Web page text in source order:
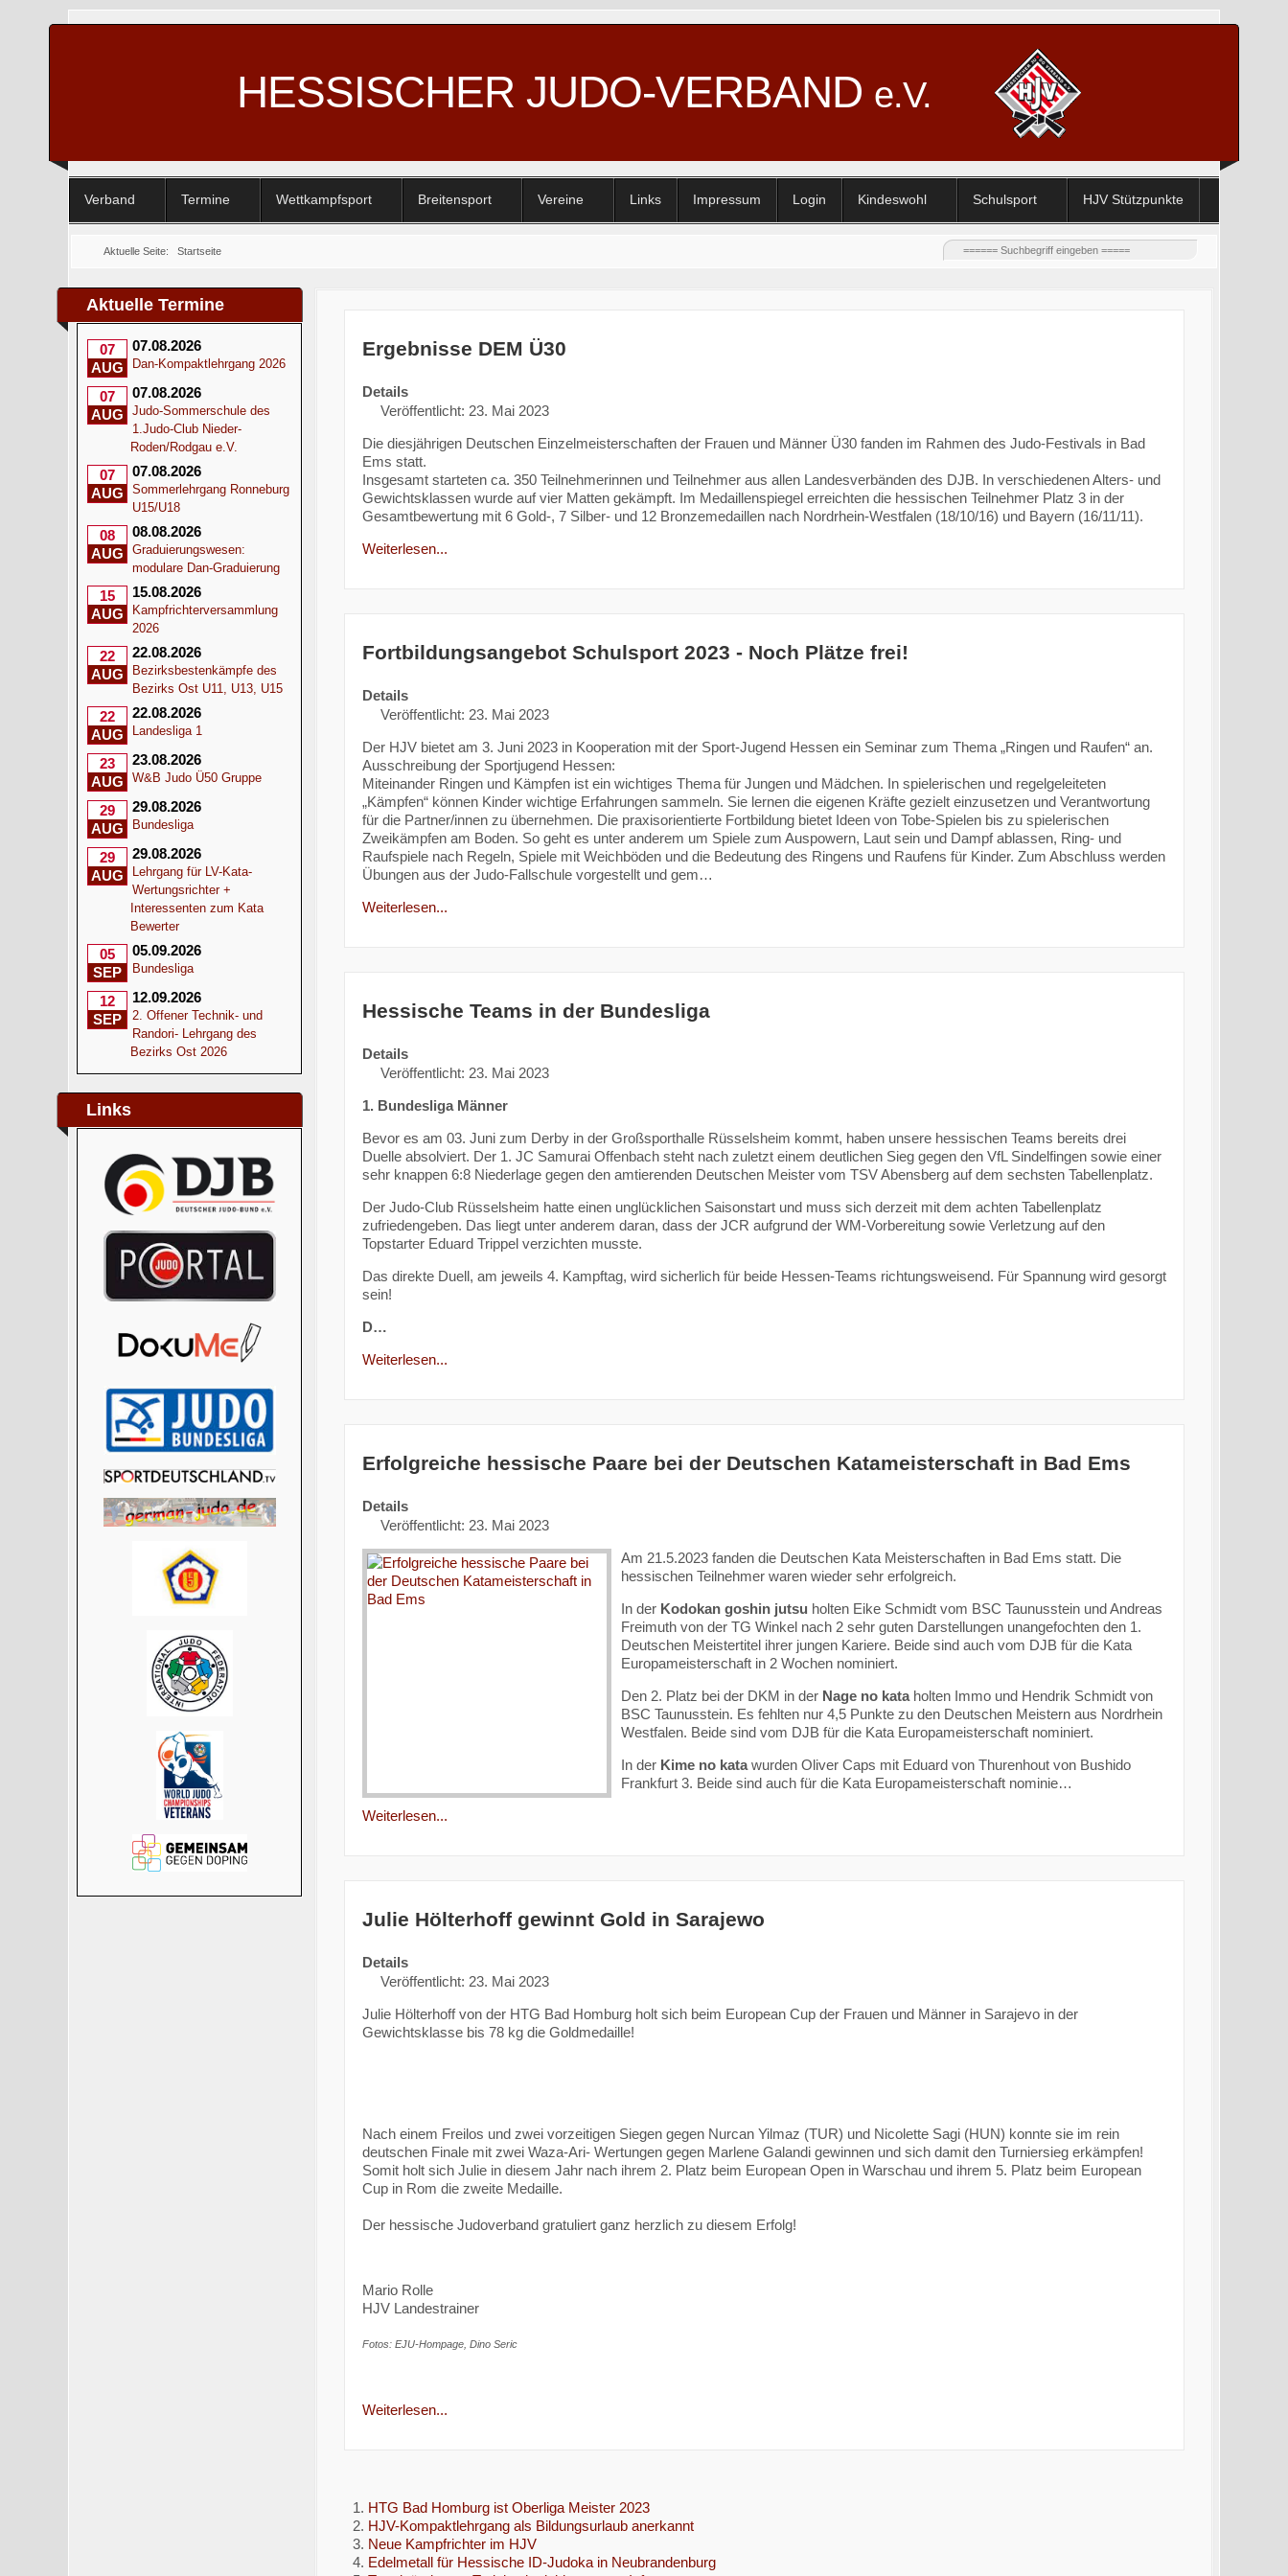
HESSISCHER JUDO-VERBAND e.V.
Verband Termine Wettkampfsport Breitensport Vereine Links Impressum Login Kindeswohl Schulsport HJV Stützpunkte
Aktuelle Seite:Startseite
Aktuelle Termine
07
AUG
07.08.2026
Dan-Kompaktlehrgang 2026
07
AUG
07.08.2026
Judo-Sommerschule des
1.Judo-Club Nieder-
Roden/Rodgau e.V.
07
AUG
07.08.2026
Sommerlehrgang Ronneburg
U15/U18
08
AUG
08.08.2026
Graduierungswesen:
modulare Dan-Graduierung
15
AUG
15.08.2026
Kampfrichterversammlung
2026
22
AUG
22.08.2026
Bezirksbestenkämpfe des
Bezirks Ost U11, U13, U15
22
AUG
22.08.2026
Landesliga 1
23
AUG
23.08.2026
W&B Judo Ü50 Gruppe
29
AUG
29.08.2026
Bundesliga
29
AUG
29.08.2026
Lehrgang für LV-Kata-
Wertungsrichter +
Interessenten zum Kata
Bewerter
05
SEP
05.09.2026
Bundesliga
12
SEP
12.09.2026
2. Offener Technik- und
Randori- Lehrgang des
Bezirks Ost 2026
Links
Ergebnisse DEM Ü30
Details
Veröffentlicht: 23. Mai 2023
Die diesjährigen Deutschen Einzelmeisterschaften der Frauen und Männer Ü30 fanden im Rahmen des Judo-Festivals in Bad
Ems statt.
Insgesamt starteten ca. 350 Teilnehmerinnen und Teilnehmer aus allen Landesverbänden des DJB. In verschiedenen Alters- und
Gewichtsklassen wurde auf vier Matten gekämpft. Im Medaillenspiegel erreichten die hessischen Teilnehmer Platz 3 in der
Gesamtbewertung mit 6 Gold-, 7 Silber- und 12 Bronzemedaillen nach Nordrhein-Westfalen (18/10/16) und Bayern (16/11/11).
Weiterlesen...
Fortbildungsangebot Schulsport 2023 - Noch Plätze frei!
Details
Veröffentlicht: 23. Mai 2023
Der HJV bietet am 3. Juni 2023 in Kooperation mit der Sport-Jugend Hessen ein Seminar zum Thema „Ringen und Raufen“ an.
Ausschreibung der Sportjugend Hessen:
Miteinander Ringen und Kämpfen ist ein wichtiges Thema für Jungen und Mädchen. In spielerischen und regelgeleiteten
„Kämpfen“ können Kinder wichtige Erfahrungen sammeln. Sie lernen die eigenen Kräfte gezielt einzusetzen und Verantwortung
für die Partner/innen zu übernehmen. Die praxisorientierte Fortbildung bietet Ideen von Tobe-Spielen bis zu spielerischen
Zweikämpfen am Boden. So geht es unter anderem um Spiele zum Auspowern, Laut sein und Dampf ablassen, Ring- und
Raufspiele nach Regeln, Spiele mit Weichböden und die Bedeutung des Ringens und Raufens für Kinder. Zum Abschluss werden
Übungen aus der Judo-Fallschule vorgestellt und gem…
Weiterlesen...
Hessische Teams in der Bundesliga
Details
Veröffentlicht: 23. Mai 2023
1. Bundesliga Männer
Bevor es am 03. Juni zum Derby in der Großsporthalle Rüsselsheim kommt, haben unsere hessischen Teams bereits drei
Duelle absolviert. Der 1. JC Samurai Offenbach steht nach zuletzt einem deutlichen Sieg gegen den VfL Sindelfingen sowie einer
sehr knappen 6:8 Niederlage gegen den amtierenden Deutschen Meister vom TSV Abensberg auf dem sechsten Tabellenplatz.
Der Judo-Club Rüsselsheim hatte einen unglücklichen Saisonstart und muss sich derzeit mit dem achten Tabellenplatz
zufriedengeben. Das liegt unter anderem daran, dass der JCR aufgrund der WM-Vorbereitung sowie Verletzung auf den
Topstarter Eduard Trippel verzichten musste.
Das direkte Duell, am jeweils 4. Kampftag, wird sicherlich für beide Hessen-Teams richtungsweisend. Für Spannung wird gesorgt
sein!
D…
Weiterlesen...
Erfolgreiche hessische Paare bei der Deutschen Katameisterschaft in Bad Ems
Details
Veröffentlicht: 23. Mai 2023
Am 21.5.2023 fanden die Deutschen Kata Meisterschaften in Bad Ems statt. Die
hessischen Teilnehmer waren wieder sehr erfolgreich.
In der Kodokan goshin jutsu holten Eike Schmidt vom BSC Taunusstein und Andreas
Freimuth von der TG Winkel nach 2 sehr guten Darstellungen unangefochten den 1.
Deutschen Meistertitel ihrer jungen Kariere. Beide sind auch vom DJB für die Kata
Europameisterschaft in 2 Wochen nominiert.
Den 2. Platz bei der DKM in der Nage no kataholten Immo und Hendrik Schmidt von
BSC Taunusstein. Es fehlten nur 4,5 Punkte zu den Deutschen Meistern aus Nordrhein
Westfalen. Beide sind vom DJB für die Kata Europameisterschaft nominiert.
In der Kime no katawurden Oliver Caps mit Eduard von Thurenhout von Bushido
Frankfurt 3. Beide sind auch für die Kata Europameisterschaft nominie…
Weiterlesen...
Julie Hölterhoff gewinnt Gold in Sarajewo
Details
Veröffentlicht: 23. Mai 2023
Julie Hölterhoff von der HTG Bad Homburg holt sich beim European Cup der Frauen und Männer in Sarajevo in der
Gewichtsklasse bis 78 kg die Goldmedaille!
Nach einem Freilos und zwei vorzeitigen Siegen gegen Nurcan Yilmaz (TUR) und Nicolette Sagi (HUN) konnte sie im rein
deutschen Finale mit zwei Waza-Ari- Wertungen gegen Marlene Galandi gewinnen und sich damit den Turniersieg erkämpfen!
Somit holt sich Julie in diesem Jahr nach ihrem 2. Platz beim European Open in Warschau und ihrem 5. Platz beim European
Cup in Rom die zweite Medaille.
Der hessische Judoverband gratuliert ganz herzlich zu diesem Erfolg!
Mario Rolle
HJV Landestrainer
Fotos: EJU-Hompage, Dino Seric
Weiterlesen...
HTG Bad Homburg ist Oberliga Meister 2023
HJV-Kompaktlehrgang als Bildungsurlaub anerkannt
Neue Kampfrichter im HJV
Edelmetall für Hessische ID-Judoka in Neubrandenburg